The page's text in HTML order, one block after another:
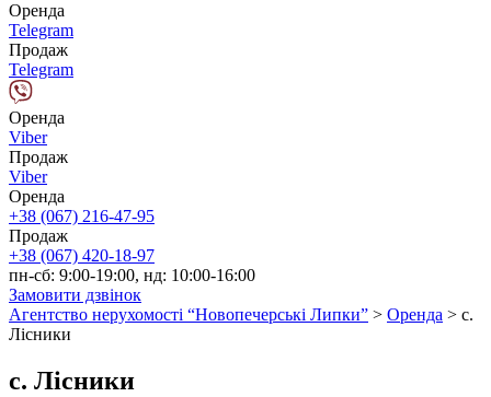
Оренда
Telegram
Продаж
Telegram
Оренда
Viber
Продаж
Viber
Оренда
+38 (067) 216-47-95
Продаж
+38 (067) 420-18-97
пн-сб: 9:00-19:00, нд: 10:00-16:00
Замовити дзвінок
Агентство нерухомості “Новопечерські Липки” > Оренда > с.
Лісники
с. Лісники